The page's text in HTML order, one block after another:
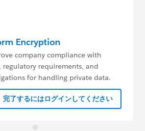
Encryption
company compliance with
regulatory requirements, and
for handling private data.
完了するにはログインしてください